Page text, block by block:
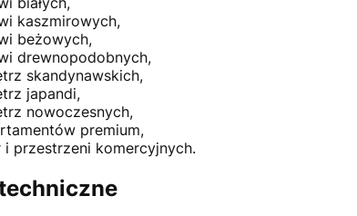
kaszmirowych,
beżowych,
drewnopodobnych,
skandynawskich,
japandi,
nowoczesnych,
premium,
i przestrzeni komercyjnych.